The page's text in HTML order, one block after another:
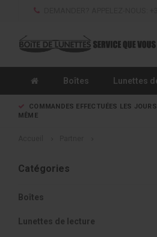
Boîtes Lunettes
COMMANDES EFFECTUÉES LES
MÊME
Catégories
Boîtes
Lunettes de lecture